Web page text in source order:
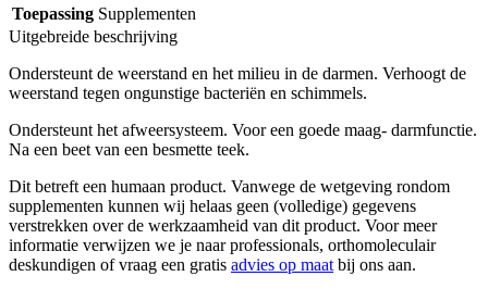
Toepassing Supplementen
Uitgebreide beschrijving
Ondersteunt de weerstand en het milieu in de darmen. Verhoogt de
weerstand tegen ongunstige bacteriën en schimmels.
Ondersteunt het afweersysteem. Voor een goede maag- darmfunctie.
Na een beet van een besmette teek.
Dit betreft een humaan product. Vanwege de wetgeving rondom
supplementen kunnen wij helaas geen (volledige) gegevens
verstrekken over de werkzaamheid van dit product. Voor meer
informatie verwijzen we je naar professionals, orthomoleculair
deskundigen of vraag een gratis advies op maat bij ons aan.